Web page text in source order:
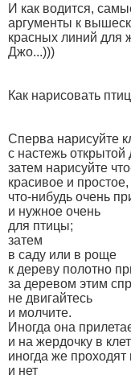
И как водится,
аргументы к
красных линий для
Джо...)))
Как нарисовать
Сперва нарисуйте
с настежь открытой
затем нарисуйте
красивое и простое,
что-нибудь очень
и нужное очень
для птицы;
затем
в саду или в роще
к дереву полотно
за деревом этим
не двигайтесь
и молчите.
Иногда она
и на жердочку в
иногда же проходят
и нет